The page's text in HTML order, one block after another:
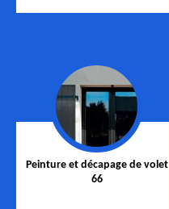
Peinture et décapage de volet
66